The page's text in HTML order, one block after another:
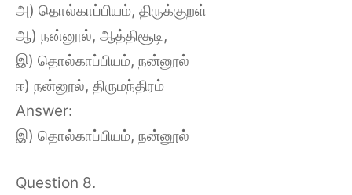
அ) தொல்காப்பியம், திருக்குறள்
ஆ) நன்னூல், ஆத்திசூடி,
இ) தொல்காப்பியம், நன்னூல்
ஈ) நன்னூல், திருமந்திரம்
Answer:
இ) தொல்காப்பியம், நன்னூல்
Question 8.